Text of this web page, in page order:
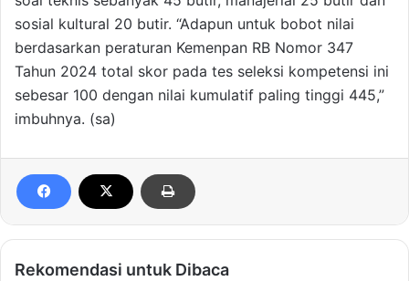
sosial kultural 20 butir. “Adapun untuk bobot nilai
berdasarkan peraturan Kemenpan RB Nomor 347
Tahun 2024 total skor pada tes seleksi kompetensi ini
sebesar 100 dengan nilai kumulatif paling tinggi 445,”
imbuhnya. (sa)
Rekomendasi untuk Dibaca